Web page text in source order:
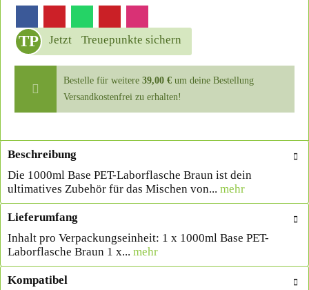
TP Jetzt Treuepunkte sichern
Bestelle für weitere 39,00 €um deine Bestellung
Versandkostenfrei zu erhalten!
Beschreibung
Die 1000ml Base PET-Laborflasche Braun ist dein
ultimatives Zubehör für das Mischen von... mehr
Lieferumfang
Inhalt pro Verpackungseinheit: 1 x 1000ml Base PET-
Laborflasche Braun 1 x... mehr
Kompatibel